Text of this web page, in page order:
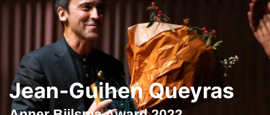
Jean-Guihen Queyras